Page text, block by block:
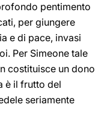
pentimento
per giungere
e di pace, invasi
Per Simeone tale
costituisce un dono
è il frutto del
seriamente